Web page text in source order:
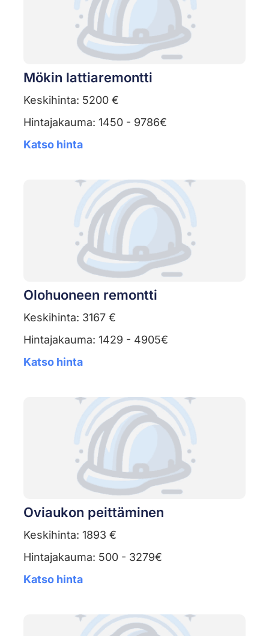
Mökin lattiaremontti
Keskihinta: 5200 €
Hintajakauma: 1450 - 9786€
Katso hinta
Olohuoneen remontti
Keskihinta: 3167 €
Hintajakauma: 1429 - 4905€
Katso hinta
Oviaukon peittäminen
Keskihinta: 1893 €
Hintajakauma: 500 - 3279€
Katso hinta